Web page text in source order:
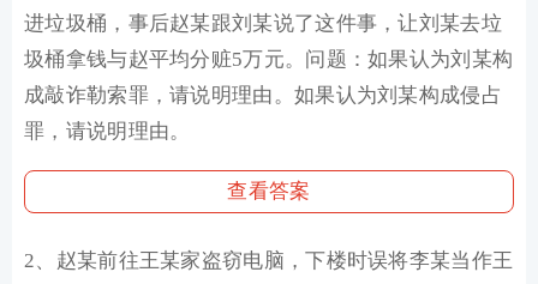
进垃圾桶，事后赵某跟刘某说了这件事，让刘某去垃
圾桶拿钱与赵平均分赃5万元。问题：如果认为刘某构
成敲诈勒索罪，请说明理由。如果认为刘某构成侵占
罪，请说明理由。
查看答案
2、赵某前往王某家盗窃电脑，下楼时误将李某当作王